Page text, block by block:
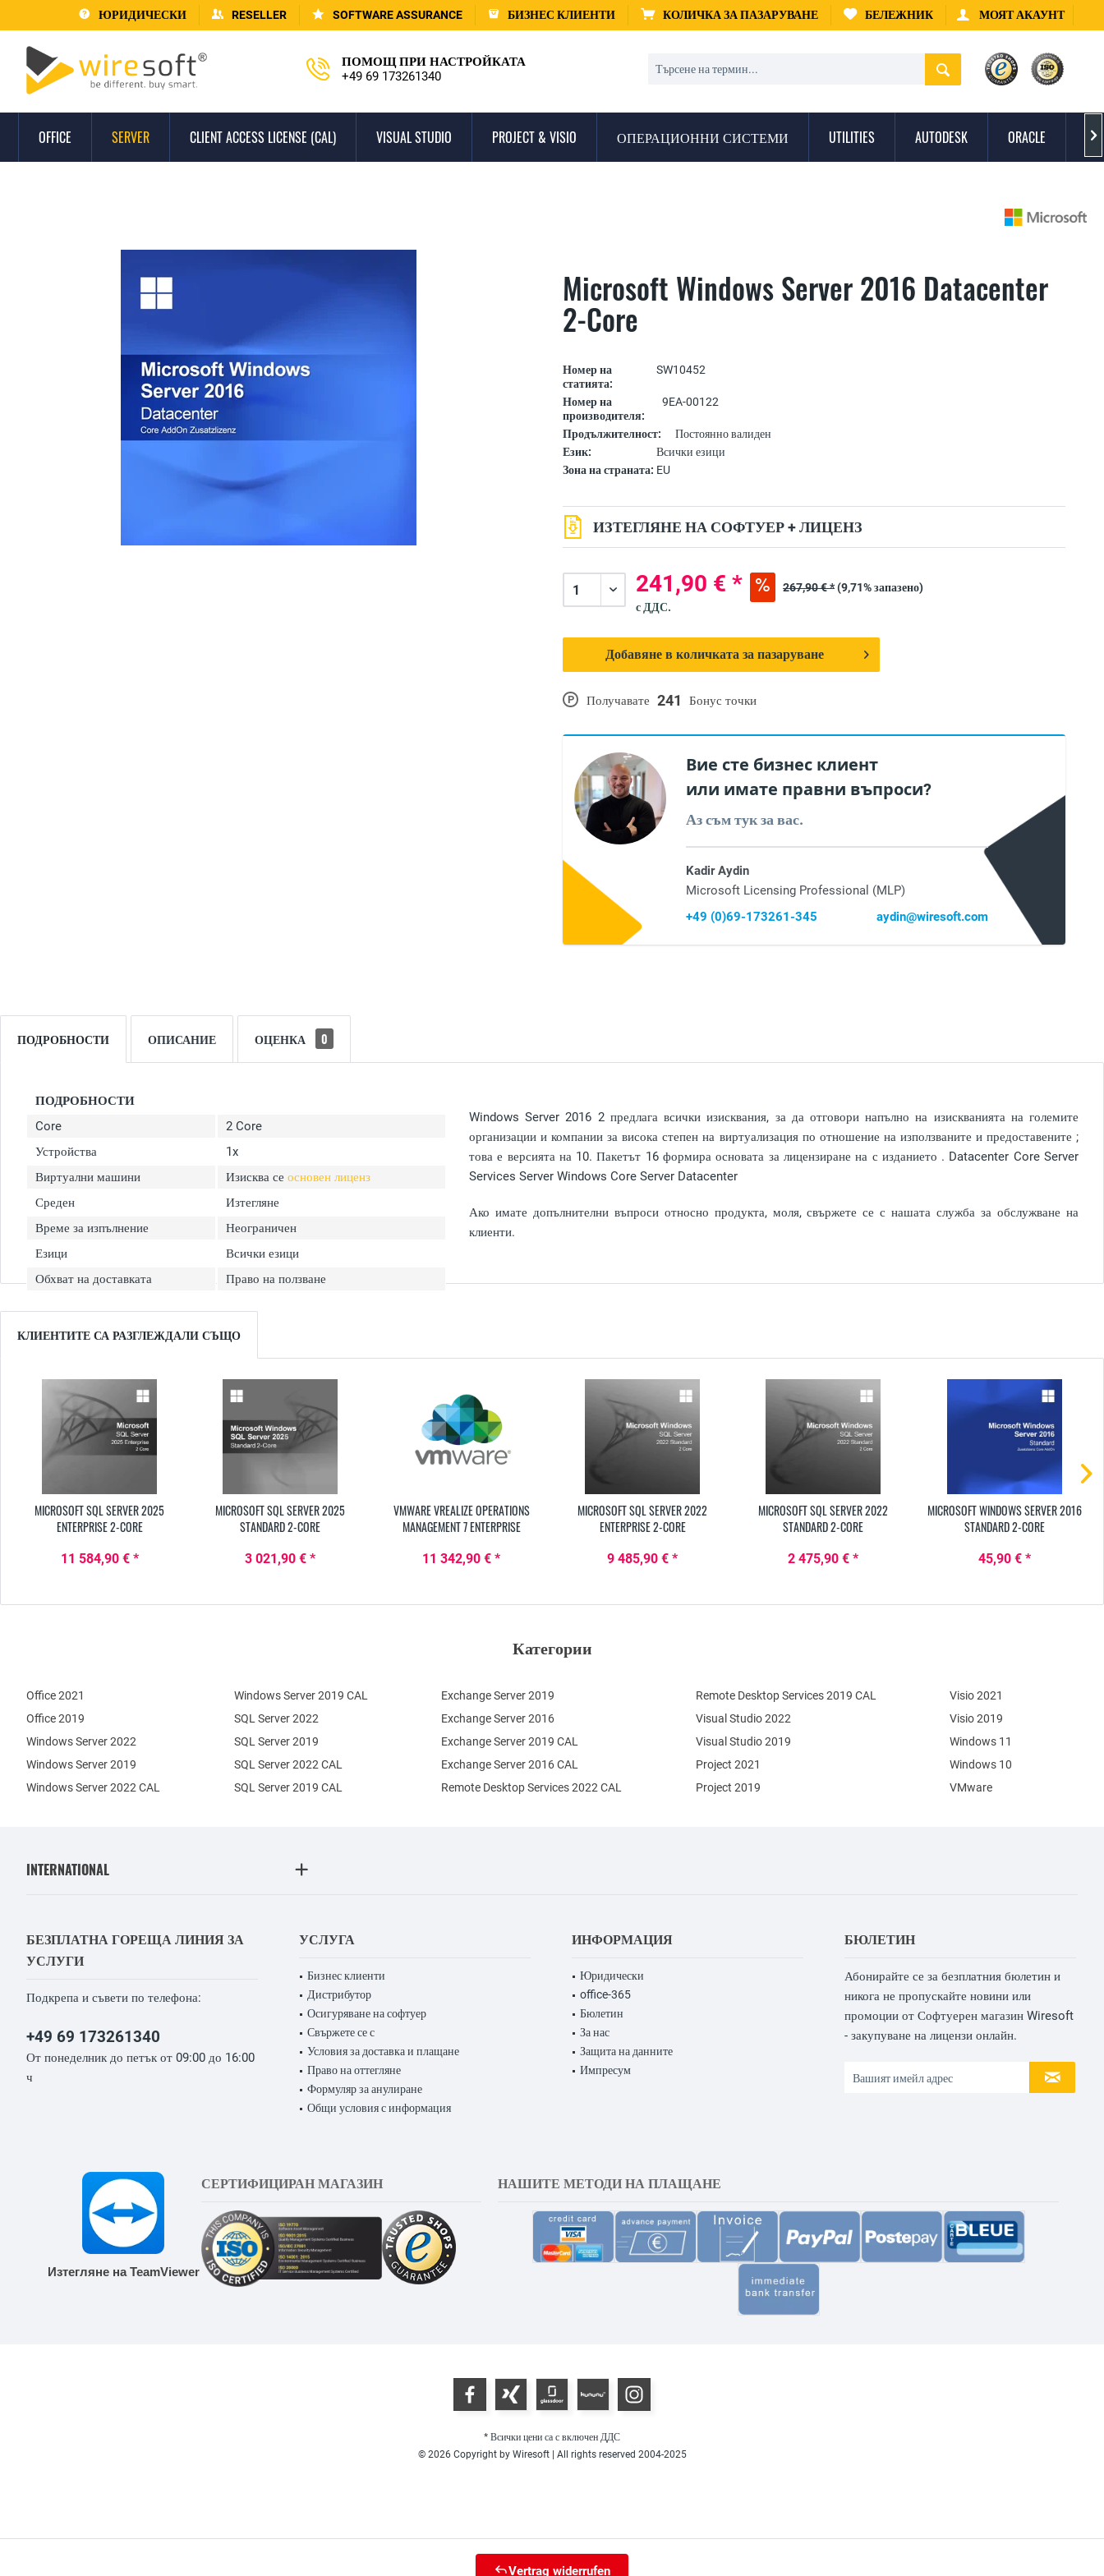
ЮРИДИЧЕСКИ RESELLER SOFTWARE ASSURANCE БИЗНЕС КЛИЕНТИ КОЛИЧКА ЗА ПАЗАРУВАНЕ БЕЛЕЖНИК МОЯТ АКАУНТ
ПОМОЩ ПРИ НАСТРОЙКАТА
+49 69 173261340
OFFICE SERVER CLIENT ACCESS LICENSE (CAL) VISUAL STUDIO PROJECT & VISIO ОПЕРАЦИОННИ СИСТЕМИ UTILITIES AUTODESK ORACLE 
Microsoft Windows Server 2016 Datacenter
2-Core
Номер на
статията:
SW10452
Номер на
производителя:
9EA-00122
Продължителност:
Постоянно валиден
Език:
Всички езици
Зона на страната: EU
P Получавате 241 Бонус точки
ИЗТЕГЛЯНЕ НА СОФТУЕР + ЛИЦЕНЗ
241,90 € * 267,90 € *(9,71% запазено)
с ДДС.
Добавяне в количката за пазаруване
Вие сте бизнес клиент
или имате правни въпроси?
Аз съм тук за вас.
Kadir Aydin
Microsoft Licensing Professional (MLP)
+49 (0)69-173261-345
aydin@wiresoft.com
ПОДРОБНОСТИ ОПИСАНИЕ ОЦЕНКА 0
ПОДРОБНОСТИ
Core
2 Core
Устройства
1x
Виртуални машини
Изисква се основен лиценз
Среден
Изтегляне
Време за изпълнение
Неограничен
Езици
Всички езици
Обхват на доставката
Право на ползване
Windows Server 2016 2 предлага всички изисквания, за да отговори напълно на изискванията на големите
организации и компании за висока степен на виртуализация по отношение на използваните и предоставените ;
това е версията на 10. Пакетът 16 формира основата за лицензиране на с изданието . Datacenter Core Server
Services Server Windows Core Server Datacenter
Ако имате допълнителни въпроси относно продукта, моля, свържете се с нашата служба за обслужване на
клиенти.
КЛИЕНТИТЕ СА РАЗГЛЕЖДАЛИ СЪЩО
MICROSOFT SQL SERVER 2025
ENTERPRISE 2-CORE
11 584,90 € *
MICROSOFT SQL SERVER 2025
STANDARD 2-CORE
3 021,90 € *
VMWARE VREALIZE OPERATIONS
MANAGEMENT 7 ENTERPRISE
11 342,90 € *
MICROSOFT SQL SERVER 2022
ENTERPRISE 2-CORE
9 485,90 € *
MICROSOFT SQL SERVER 2022
STANDARD 2-CORE
2 475,90 € *
MICROSOFT WINDOWS SERVER 2016
STANDARD 2-CORE
45,90 € *
Категории
Office 2021
Office 2019
Windows Server 2022
Windows Server 2019
Exchange Server 2019
Exchange Server 2016
SQL Server 2022
SQL Server 2019
Windows Server 2022 CAL
Windows Server 2019 CAL
SQL Server 2022 CAL
SQL Server 2019 CAL
Remote Desktop Services 2022 CAL
Remote Desktop Services 2019 CAL
Exchange Server 2019 CAL
Exchange Server 2016 CAL
Visual Studio 2022
Visual Studio 2019
Project 2021
Project 2019
Visio 2021
Visio 2019
Windows 11
Windows 10
VMware
INTERNATIONAL
БЕЗПЛАТНА ГОРЕЩА ЛИНИЯ ЗА
УСЛУГИ
Подкрепа и съвети по телефона:
+49 69 173261340
От понеделник до петък от 09:00 до 16:00
ч
УСЛУГА
Бизнес клиенти
Дистрибутор
Осигуряване на софтуер
Свържете се с
Условия за доставка и плащане
Право на оттегляне
Формуляр за анулиране
Общи условия с информация
ИНФОРМАЦИЯ
Юридически
office-365
Бюлетин
За нас
Защита на данните
Импресум
БЮЛЕТИН
Абонирайте се за безплатния бюлетин и
никога не пропускайте новини или
промоции от Софтуерен магазин Wiresoft
- закупуване на лицензи онлайн.
Изтегляне на TeamViewer
СЕРТИФИЦИРАН МАГАЗИН НАШИТЕ МЕТОДИ НА ПЛАЩАНЕ
* Всички цени са с включен ДДС
© 2026 Copyright by Wiresoft | All rights reserved 2004-2025
Vertrag widerrufen